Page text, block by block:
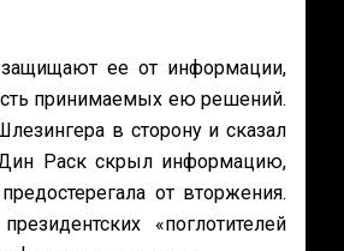
ее от информации,
принимаемых ею решений.
в сторону и сказал
Дин Раск скрыл информацию,
от вторжения.
«поглотителей